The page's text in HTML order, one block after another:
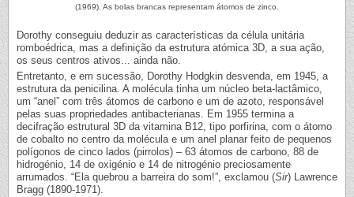
(1969). As bolas brancas representam átomos de zinco.
Dorothy conseguiu deduzir as características da célula unitária
romboédrica, mas a definição da estrutura atómica 3D, a sua ação,
os seus centros ativos... ainda não.
Entretanto, e em sucessão, Dorothy Hodgkin desvenda, em 1945, a
estrutura da penicilina. A molécula tinha um núcleo beta-lactâmico,
um “anel” com três átomos de carbono e um de azoto, responsável
pelas suas propriedades antibacterianas. Em 1955 termina a
decifração estrutural 3D da vitamina B12, tipo porfirina, com o átomo
de cobalto no centro da molécula e um anel planar feito de pequenos
polígonos de cinco lados (pirrolos) – 63 átomos de carbono, 88 de
hidrogénio, 14 de oxigénio e 14 de nitrogénio preciosamente
arrumados. “Ela quebrou a barreira do som!”, exclamou (Sir) Lawrence
Bragg (1890-1971).